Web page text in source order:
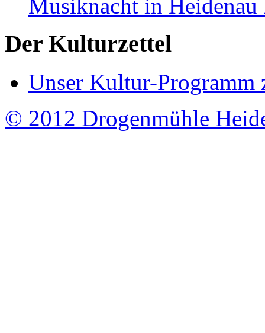
Musiknacht in
Der Kulturzettel
Unser Kultur-Programm
© 2012 Drogenmühle